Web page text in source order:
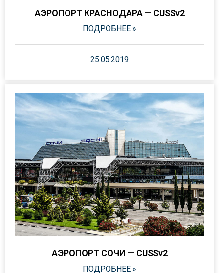
АЭРОПОРТ КРАСНОДАРА — CUSSv2
ПОДРОБНЕЕ »
25.05.2019
АЭРОПОРТ СОЧИ — CUSSv2
ПОДРОБНЕЕ »